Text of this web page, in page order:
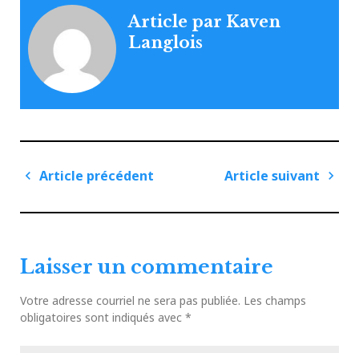
Article par Kaven
Langlois
Navigation
l'article
Article précédent
Article suivant
Laisser un commentaire
Votre adresse courriel ne sera pas publiée. Les champs
obligatoires sont indiqués avec *